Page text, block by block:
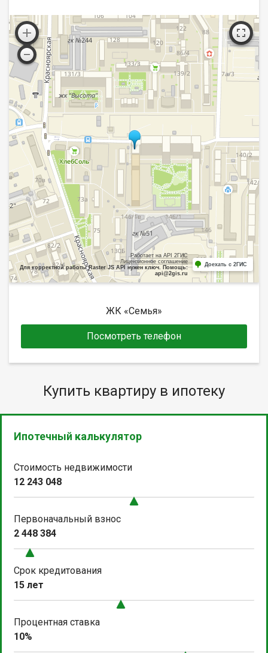
Работает на API 2ГИС
Лицензионное соглашение
Для корректной работы Raster JS API нужен ключ. Помощь:
api@2gis.ru
Доехать с 2ГИС
ЖК «Семья»
Посмотреть телефон
Купить квартиру в ипотеку
Ипотечный калькулятор
Стоимость недвижимости
12 243 048
Первоначальный взнос
2 448 384
Срок кредитования
15 лет
Процентная ставка
10%